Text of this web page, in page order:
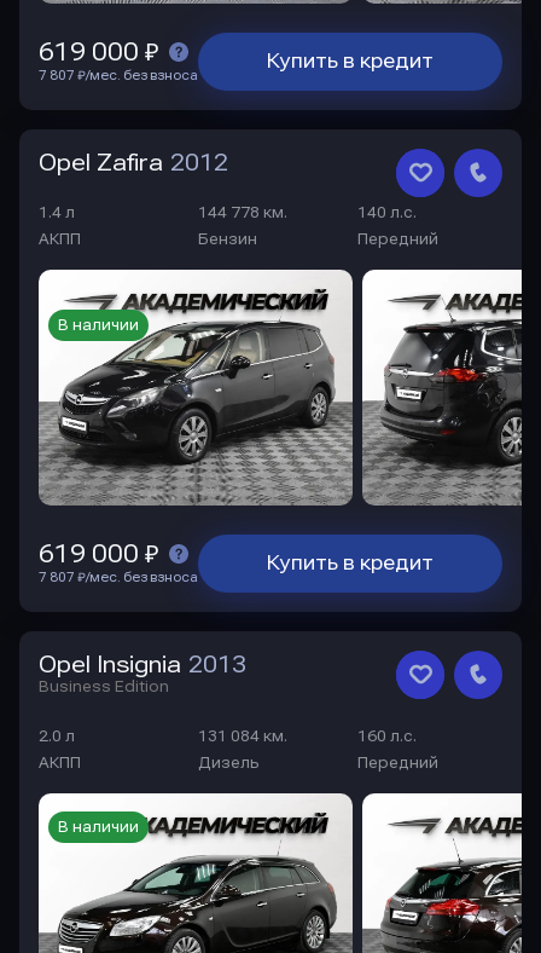
Купить в кредит
619 000 ₽
7 807 ₽/мес. без взноса
Opel Zafira 2012
1.4 л 144 778 км.
140 л.с.
АКПП
Бензин Передний
В наличии
Купить в кредит
619 000 ₽
7 807 ₽/мес. без взноса
Opel Insignia 2013
Business Edition
2.0 л 131 084 км.
160 л.с.
АКПП
Дизель Передний
В наличии